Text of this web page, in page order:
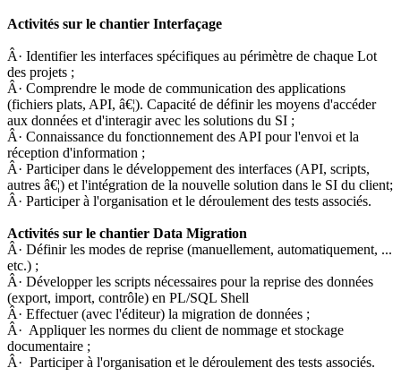
Activités sur le chantier Interfaçage
Â· Identifier les interfaces spécifiques au périmètre de chaque Lot
des projets ;
Â· Comprendre le mode de communication des applications
(fichiers plats, API, â€¦). Capacité de définir les moyens d'accéder
aux données et d'interagir avec les solutions du SI ;
Â· Connaissance du fonctionnement des API pour l'envoi et la
réception d'information ;
Â· Participer dans le développement des interfaces (API, scripts,
autres â€¦) et l'intégration de la nouvelle solution dans le SI du client;
Â· Participer à l'organisation et le déroulement des tests associés.
Activités sur le chantier Data Migration
Â· Définir les modes de reprise (manuellement, automatiquement, ...
etc.) ;
Â· Développer les scripts nécessaires pour la reprise des données
(export, import, contrôle) en PL/SQL Shell
Â· Effectuer (avec l'éditeur) la migration de données ;
Â· Appliquer les normes du client de nommage et stockage
documentaire ;
Â· Participer à l'organisation et le déroulement des tests associés.